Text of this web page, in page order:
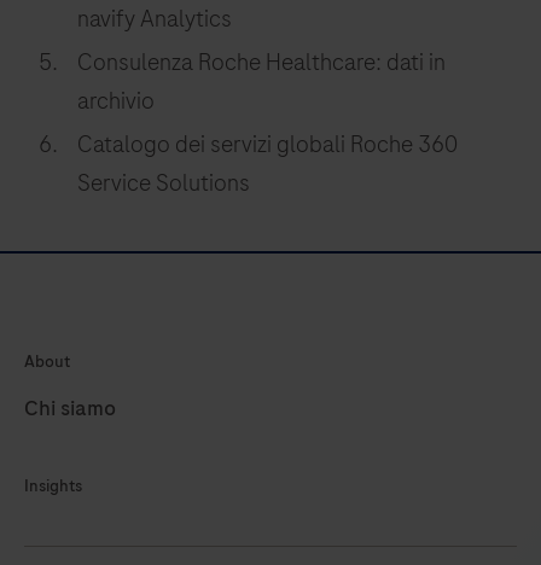
navify Analytics
Consulenza Roche Healthcare: dati in
archivio
Catalogo dei servizi globali Roche 360
Service Solutions
About
Chi siamo
Insights